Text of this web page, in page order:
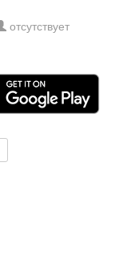
отсутствует